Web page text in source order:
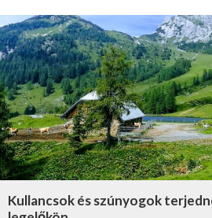
Kullancsok és szúnyogok